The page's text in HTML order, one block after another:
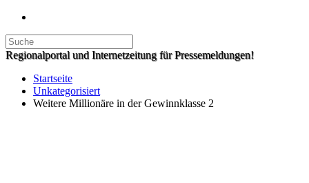
Regionalportal und Internetzeitung für Pressemeldungen!
Startseite
Unkategorisiert
Weitere Millionäre in der Gewinnklasse 2